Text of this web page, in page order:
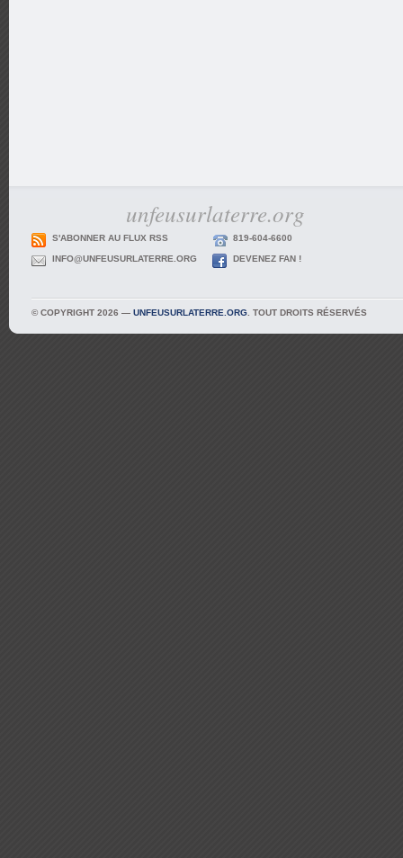
unfeusurlaterre.org
S'ABONNER AU FLUX RSS 819-604-6600
INFO@UNFEUSURLATERRE.ORG DEVENEZ FAN !
© COPYRIGHT 2026 — UNFEUSURLATERRE.ORG . TOUT DROITS RÉSERVÉS